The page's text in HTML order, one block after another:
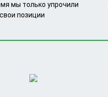
мы только упрочили
свои позиции